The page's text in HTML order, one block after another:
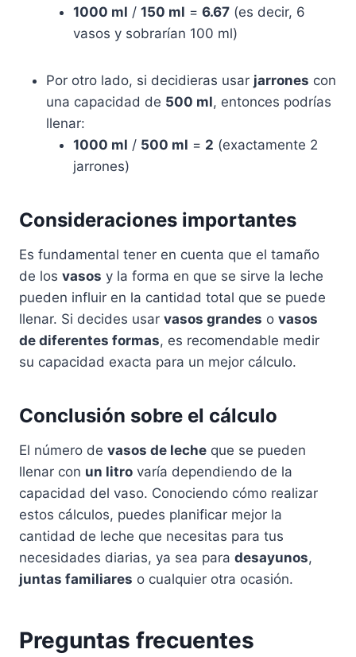
1000 ml / 150 ml = 6.67 (es decir, 6
vasos y sobrarían 100 ml)
Por otro lado, si decidieras usar jarrones con
una capacidad de 500 ml, entonces podrías
llenar:
1000 ml / 500 ml = 2 (exactamente 2
jarrones)
Consideraciones importantes
Es fundamental tener en cuenta que el tamaño
de los vasos y la forma en que se sirve la leche
pueden influir en la cantidad total que se puede
llenar. Si decides usar vasos grandes o vasos
de diferentes formas, es recomendable medir
su capacidad exacta para un mejor cálculo.
Conclusión sobre el cálculo
El número de vasos de leche que se pueden
llenar con un litro varía dependiendo de la
capacidad del vaso. Conociendo cómo realizar
estos cálculos, puedes planificar mejor la
cantidad de leche que necesitas para tus
necesidades diarias, ya sea para desayunos,
juntas familiares o cualquier otra ocasión.
Preguntas frecuentes